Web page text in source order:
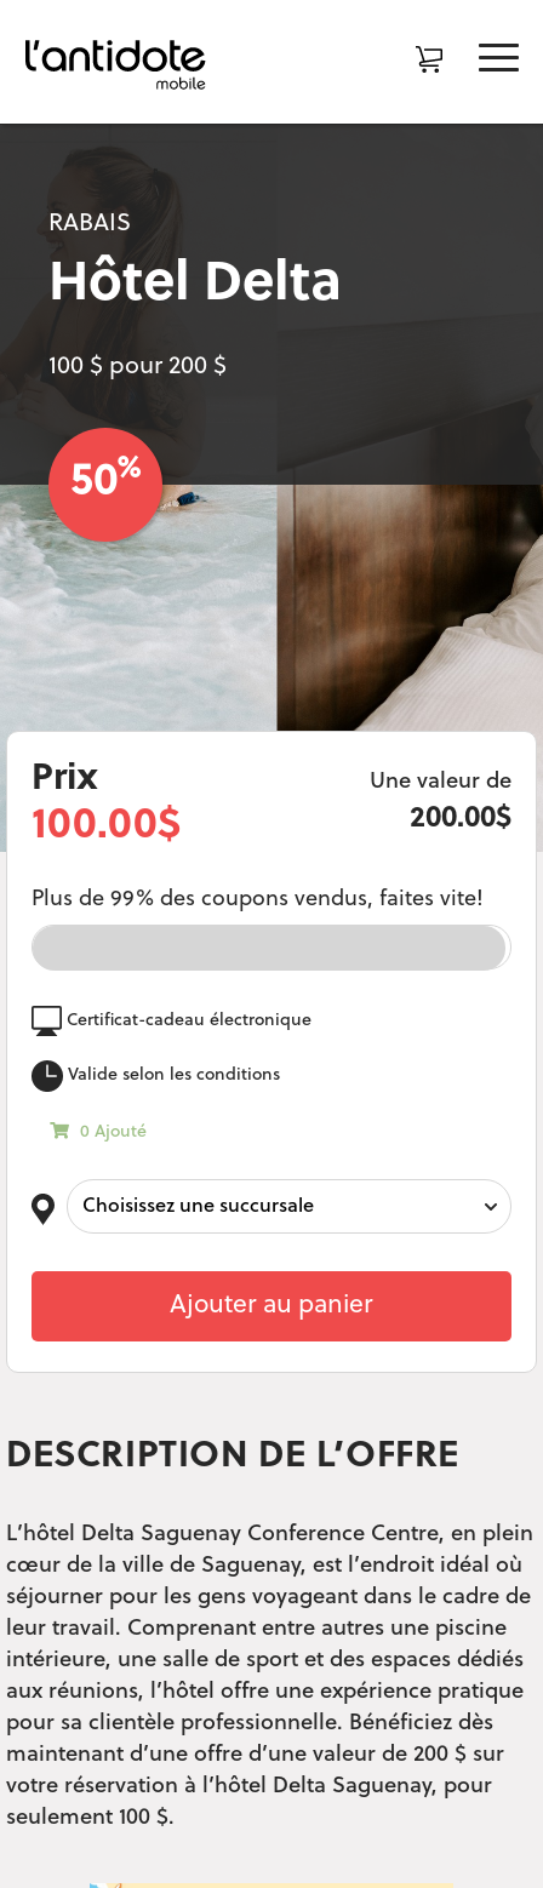
RABAIS
Hôtel Delta
100 $ pour 200 $
50%
DESCRIPTION DE L’OFFRE
L’hôtel Delta Saguenay Conference Centre, en plein
cœur de la ville de Saguenay, est l’endroit idéal où
séjourner pour les gens voyageant dans le cadre de
leur travail. Comprenant entre autres une piscine
intérieure, une salle de sport et des espaces dédiés
aux réunions, l’hôtel offre une expérience pratique
pour sa clientèle professionnelle. Bénéficiez dès
maintenant d’une offre d’une valeur de 200 $ sur
votre réservation à l’hôtel Delta Saguenay, pour
seulement 100 $.
Prix
100.00$
Une valeur de
200.00$
Plus de 99% des coupons vendus, faites vite!
Certificat-cadeau électronique
Valide selon les conditions
0 Ajouté
Ajouter au panier